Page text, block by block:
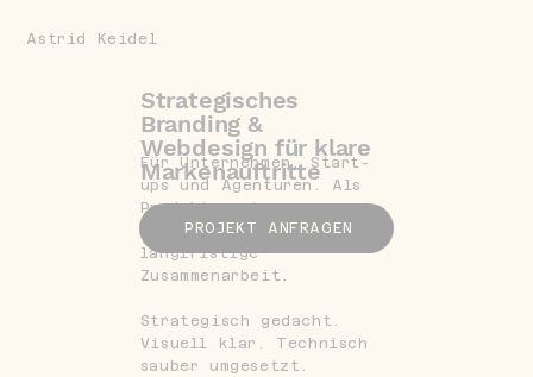
Astrid Keidel
Strategisches
Branding &
Webdesign für klare
Markenauftritte
Für Unternehmen, Start-
ups und Agenturen. Als
Projekt, externe
Unterstützung oder
langfristige
Zusammenarbeit.
Strategisch gedacht.
Visuell klar. Technisch
sauber umgesetzt.
PROJEKT ANFRAGEN